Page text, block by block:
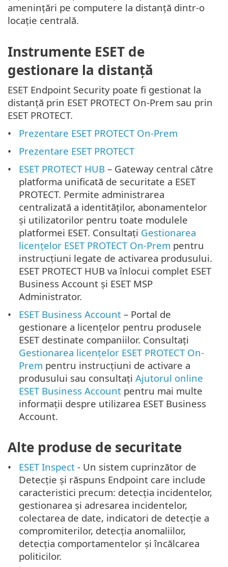
amenințări pe computere la distanță dintr-o
locație centrală.
Instrumente ESET de
gestionare la distanță
ESET Endpoint Security poate fi gestionat la
distanță prin ESET PROTECT On-Prem sau prin
ESET PROTECT.
Prezentare ESET PROTECT On-Prem
Prezentare ESET PROTECT
ESET PROTECT HUB – Gateway central către
platforma unificată de securitate a ESET
PROTECT. Permite administrarea
centralizată a identităților, abonamentelor
și utilizatorilor pentru toate modulele
platformei ESET. Consultați Gestionarea
licențelor ESET PROTECT On-Prem pentru
instrucțiuni legate de activarea produsului.
ESET PROTECT HUB va înlocui complet ESET
Business Account și ESET MSP
Administrator.
ESET Business Account – Portal de
gestionare a licențelor pentru produsele
ESET destinate companiilor. Consultați
Gestionarea licențelor ESET PROTECT On-
Prem pentru instrucțiuni de activare a
produsului sau consultațiAjutorul online
ESET Business Account pentru mai multe
informații despre utilizarea ESET Business
Account.
Alte produse de securitate
ESET Inspect - Un sistem cuprinzător de
Detecție și răspuns Endpoint care include
caracteristici precum: detecția incidentelor,
gestionarea și adresarea incidentelor,
colectarea de date, indicatori de detecție a
compromiterilor, detecția anomaliilor,
detecția comportamentelor și încălcarea
politicilor.